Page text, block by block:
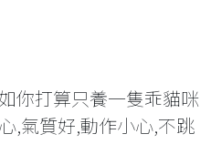
你打算只養一隻乖貓咪
,氣質好,動作小心,不跳